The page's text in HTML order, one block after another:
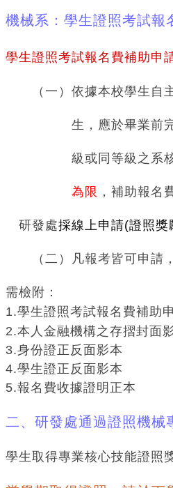
機械系：學生證照考試報
學生證照考試報名費補助申
（一）依據本校學生自主
生，應於畢業前完成專
級或同等級之系核心專
為限 ，補助報名
研發處採線上申請(證照獎
（二）凡報考皆可申請，
需檢附：
1.學生證照考試報名費補助
2.本人金融機構之存摺封面
3.身份證正反面影本
4.學生證正反面影本
5.報名費收據證明正本
二、研發處通過證照機械
學生取得專業核心技能證照